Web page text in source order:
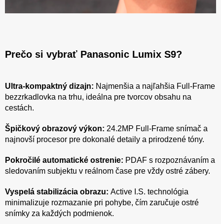
Prečo si vybrať Panasonic Lumix S9?
Ultra-kompaktný dizajn: Najmenšia a najľahšia Full-Frame
bezzrkadlovka na trhu, ideálna pre tvorcov obsahu na
cestách.
Špičkový obrazový výkon: 24.2MP Full-Frame snímač a
najnovší procesor pre dokonalé detaily a prirodzené tóny.
Pokročilé automatické ostrenie: PDAF s rozpoznávaním a
sledovaním subjektu v reálnom čase pre vždy ostré zábery.
Vyspelá stabilizácia obrazu: Active I.S. technológia
minimalizuje rozmazanie pri pohybe, čím zaručuje ostré
snímky za každých podmienok.